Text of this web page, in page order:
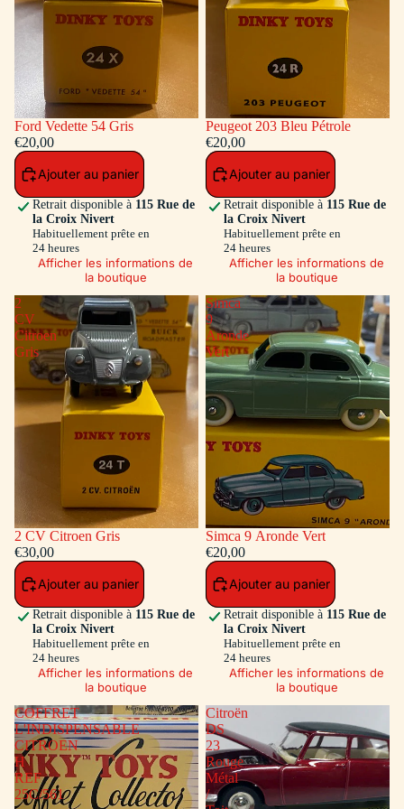
Ford Vedette 54 Gris
€20,00
Ajouter au panier
Retrait disponible à 115 Rue de
la Croix Nivert
Habituellement prête en
24 heures
Afficher les informations de
la boutique
Peugeot 203 Bleu Pétrole
€20,00
Ajouter au panier
Retrait disponible à 115 Rue de
la Croix Nivert
Habituellement prête en
24 heures
Afficher les informations de
la boutique
2
CV
Citroen
Gris
2 CV Citroen Gris
€30,00
Ajouter au panier
Retrait disponible à 115 Rue de
la Croix Nivert
Habituellement prête en
24 heures
Afficher les informations de
la boutique
Simca
9
Aronde
Vert
Simca 9 Aronde Vert
€20,00
Ajouter au panier
Retrait disponible à 115 Rue de
la Croix Nivert
Habituellement prête en
24 heures
Afficher les informations de
la boutique
COFFRET
L'INDISPENSABLE
CITROEN
H
REF
25C/561
Citroën
DS
23
Rouge
Métal
/